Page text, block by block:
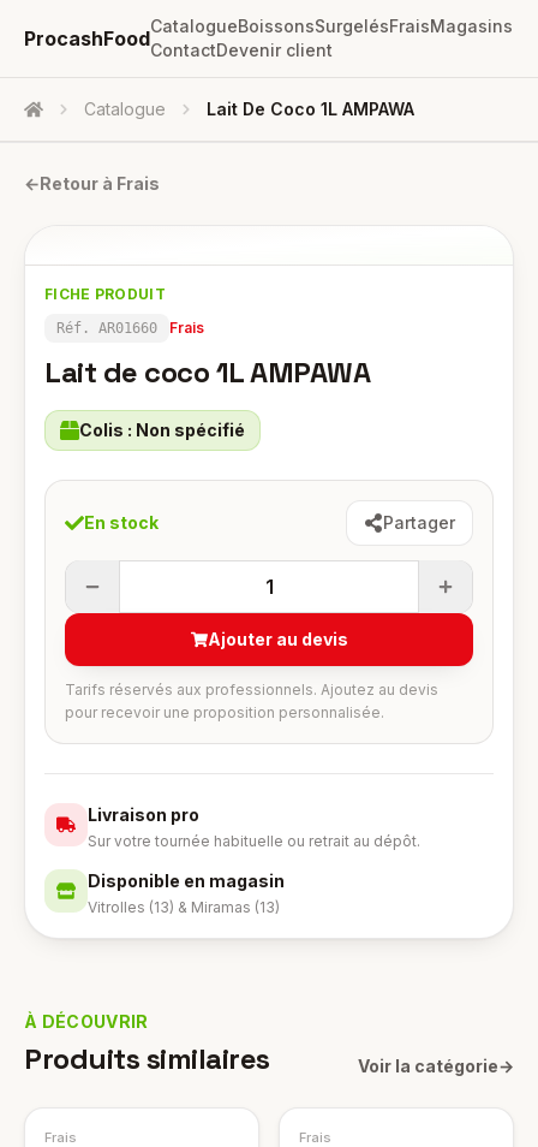
ProcashFood
CatalogueBoissonsSurgelésFraisMagasins
ContactDevenir client
Accueil Catalogue Lait De Coco 1L AMPAWA
←Retour à Frais
FICHE PRODUIT
Réf. AR01660 Frais
Lait de coco 1L AMPAWA
Colis : Non spécifié
En stock Partager
1
Ajouter au devis
Tarifs réservés aux professionnels. Ajoutez au devis
pour recevoir une proposition personnalisée.
Livraison pro
Sur votre tournée habituelle ou retrait au dépôt.
Disponible en magasin
Vitrolles (13) & Miramas (13)
À DÉCOUVRIR
Produits similaires Voir la catégorie→
Frais Frais